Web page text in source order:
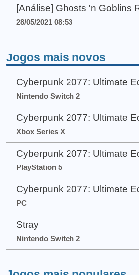
[Análise] Ghosts 'n Goblins
28/05/2021 08:53
Jogos mais novos
Cyberpunk 2077: Ultimate
Nintendo Switch 2
Cyberpunk 2077: Ultimate
Xbox Series X
Cyberpunk 2077: Ultimate
PlayStation 5
Cyberpunk 2077: Ultimate
PC
Stray
Nintendo Switch 2